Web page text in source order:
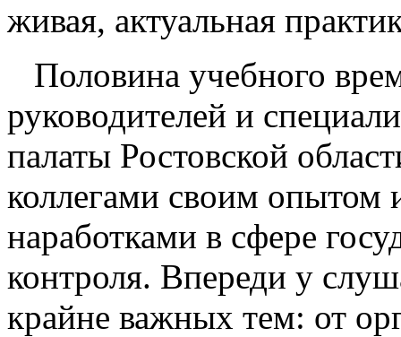
живая, актуальная
Половина учебного
руководителей и
палаты Ростовской
коллегами своим
наработками в сфере
контроля. Впереди у
крайне важных тем: от